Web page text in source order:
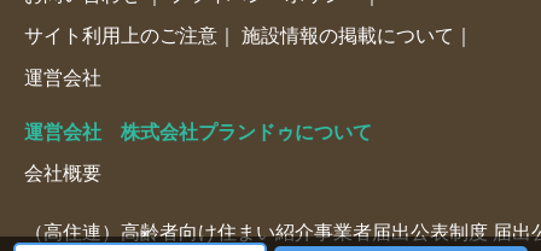
サイト利用上のご注意 施設情報の掲載について
運営会社
運営会社 株式会社プランドゥについて
会社概要
（高住連）高齢者向け住まい紹介事業者届出公表制度 届出